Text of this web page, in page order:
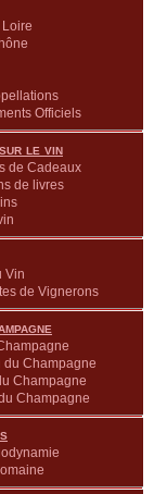
Officiels
le vin
de Cadeaux
de livres
Vin
de Vignerons
du Champagne
Champagne
Champagne